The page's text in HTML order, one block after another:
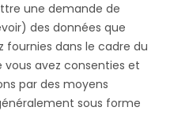
une demande de
des données que
fournies dans le cadre du
avez consenties et
par des moyens
sous forme